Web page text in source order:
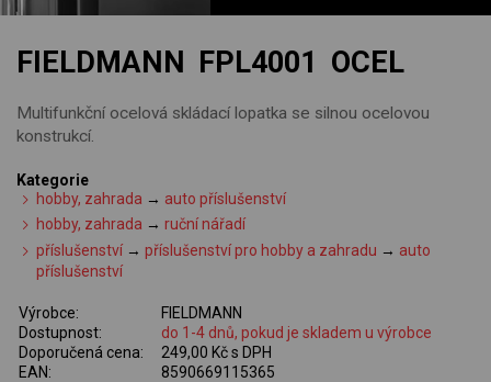
FIELDMANN FPL4001 OCEL
Multifunkční ocelová skládací lopatka se silnou ocelovou
konstrukcí.
Kategorie
hobby, zahrada → auto příslušenství
hobby, zahrada →ruční nářadí
příslušenství →příslušenství pro hobby a zahradu → auto
příslušenství
Výrobce:
FIELDMANN
Dostupnost:
do 1-4 dnů, pokud je skladem u výrobce
Doporučená cena:
249,00 Kč s DPH
EAN:
8590669115365